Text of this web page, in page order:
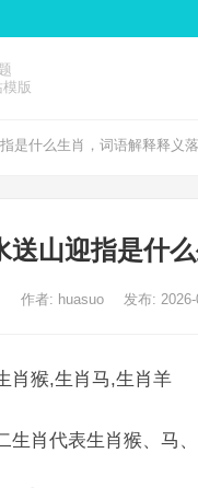
版
是什么生肖，词语解释释义
送山迎指是什
作者: huasuo 发布:
肖猴,生肖马,生肖羊
生肖代表生肖猴、马